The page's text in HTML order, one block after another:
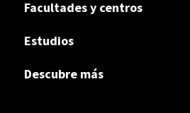
Facultades y centros
Estudios
Descubre más